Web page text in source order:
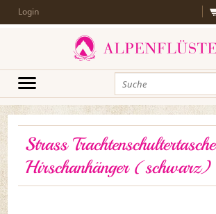
Login
Strass
Hirschanhänger (schwarz)